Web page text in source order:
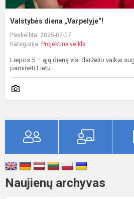
Valstybės diena „Varpelyje“!
Paskelbta: 2025-07-07
Kategorija: Projektinė veikla
Liepos 5 – ąją dieną visi darželio vaikai
paminėti Lietu...
Naujienų archyvas